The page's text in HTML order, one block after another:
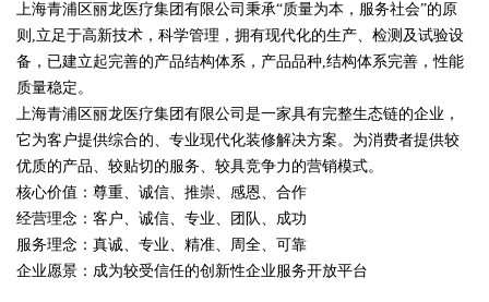
上海青浦区丽龙医疗集团有限公司秉承“质量为本，服务社会”的原
则,立足于高新技术，科学管理，拥有现代化的生产、检测及试验设
备，已建立起完善的产品结构体系，产品品种,结构体系完善，性能
质量稳定。
上海青浦区丽龙医疗集团有限公司是一家具有完整生态链的企业，
它为客户提供综合的、专业现代化装修解决方案。为消费者提供较
优质的产品、较贴切的服务、较具竞争力的营销模式。
核心价值：尊重、诚信、推崇、感恩、合作
经营理念：客户、诚信、专业、团队、成功
服务理念：真诚、专业、精准、周全、可靠
企业愿景：成为较受信任的创新性企业服务开放平台